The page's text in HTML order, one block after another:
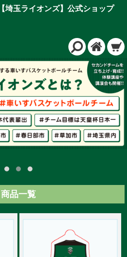
埼玉ライオンズ】公式ショップ
商品一覧